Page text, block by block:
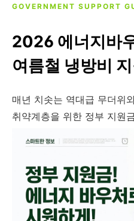
GOVERNMENT SUPPORT
2026 에너지바
여름철 냉방비
매년 치솟는 역대급 무더위
취약계층을 위한 정부 지원